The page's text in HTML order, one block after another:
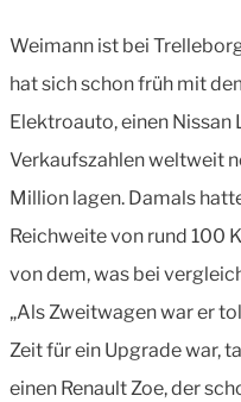
Weimann ist bei
hat sich schon früh mit
Elektroauto, einen Nissan
Verkaufszahlen weltweit
Million lagen. Damals
Reichweite von rund 100
von dem, was bei
„Als Zweitwagen war er
Zeit für ein Upgrade war,
einen Renault Zoe, der